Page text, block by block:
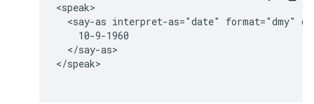
<speak>
<say-as interpret-as="date" format="dmy"
    10-9-1960
  </say-as>
</speak>